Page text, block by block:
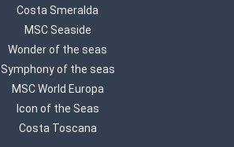
Costa Smeralda
MSC Seaside
Wonder of the seas
Symphony of the seas
MSC World Europa
Icon of the Seas
Costa Toscana